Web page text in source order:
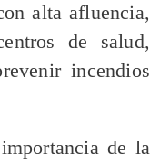
alta afluencia,
de salud,
incendios
de la